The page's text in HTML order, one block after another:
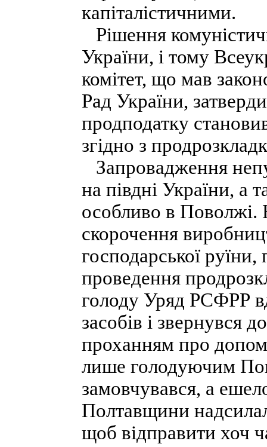
капіталістичними.
Рішення
України, і тому
комітет, що мав
Рад України,
продподатку
згідно з
Запровадження
на півдні України, а
особливо в Поволжі.
скорочення
господарської руїни,
проведення
голоду Уряд РСФРР
засобів і звернувся
проханням про
лише голодуючим
замовчувався, а
Полтавщини
щоб відправити хоч